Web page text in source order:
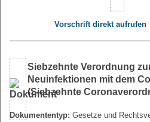
Vorschrift direkt aufrufen
Siebzehnte Verordnung
Neuinfektionen mit dem
(Siebzehnte
Dokumententyp: Gesetze und